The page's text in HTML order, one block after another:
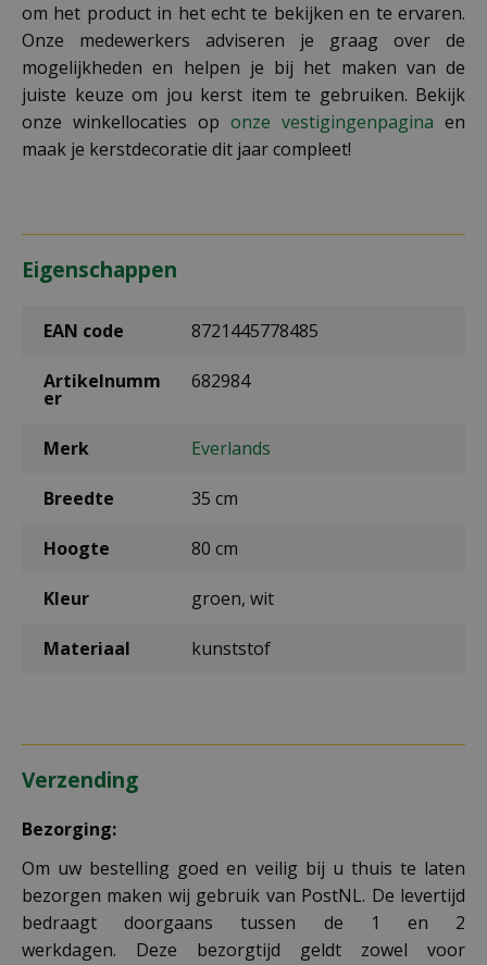
om het product in het echt te bekijken en te ervaren.
Onze medewerkers adviseren je graag over de
mogelijkheden en helpen je bij het maken van de
juiste keuze om jou kerst item te gebruiken. Bekijk
onze winkellocaties op onze vestigingenpagina en
maak je kerstdecoratie dit jaar compleet!
Eigenschappen
EAN code 8721445778485
Artikelnumm
er
682984
Merk Everlands
Breedte 35 cm
Hoogte 80 cm
Kleur groen, wit
Materiaal kunststof
Verzending
Bezorging:
Om uw bestelling goed en veilig bij u thuis te laten
bezorgen maken wij gebruik van PostNL. De levertijd
bedraagt doorgaans tussen de 1 en 2
werkdagen. Deze bezorgtijd geldt zowel voor